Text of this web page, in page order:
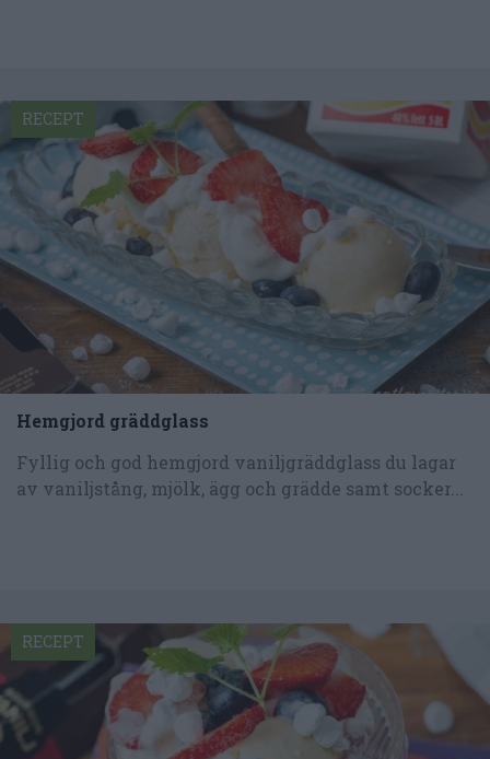
Hemgjord gräddglass
Fyllig och god hemgjord vaniljgräddglass du lagar
av vaniljstång, mjölk, ägg och grädde samt socker...
RECEPT
RECEPT